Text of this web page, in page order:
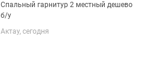
Спальный гарнитур 2 местный дешево
б/у
Актау, сегодня